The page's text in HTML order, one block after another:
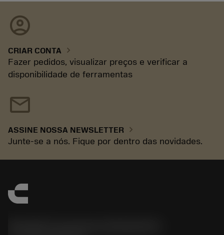
account_circle
CRIAR CONTA chevron_right
Fazer pedidos, visualizar preços e verificar a
disponibilidade de ferramentas
mail
ASSINE NOSSA NEWSLETTER chevron_right
Junte-se a nós. Fique por dentro das novidades.